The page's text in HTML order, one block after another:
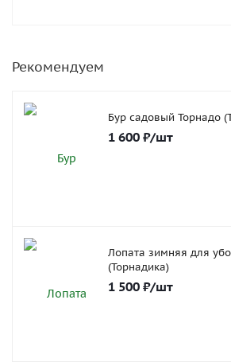
Рекомендуем
Бур садовый Торнадо
1 600 ₽/шт
Лопата зимняя для
(Торнадика)
1 500 ₽/шт